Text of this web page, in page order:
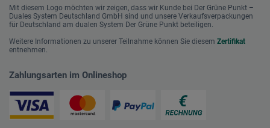
Mit diesem Logo möchten wir zeigen, dass wir Kunde bei Der Grüne Punkt –
Duales System Deutschland GmbH sind und unsere Verkaufsverpackungen
für Deutschland am dualen System Der Grüne Punkt beteiligen.
Weitere Informationen zu unserer Teilnahme können Sie diesem Zertifikat
entnehmen.
Zahlungsarten im Onlineshop